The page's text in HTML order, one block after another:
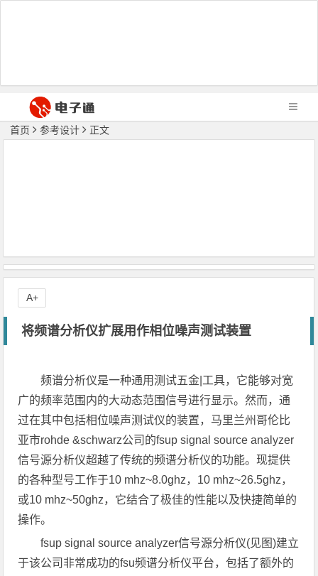
首页 参考设计 正文
将频谱分析仪扩展用作相位噪声测试装置
频谱分析仪是一种通用测试五金|工具，它能够对宽
广的频率范围内的大动态范围信号进行显示。然而，通
过在其中包括相位噪声测试仪的装置，马里兰州哥伦比
亚市rohde &schwarz公司的fsup signal source analyzer
信号源分析仪超越了传统的频谱分析仪的功能。现提供
的各种型号工作于10 mhz~8.0ghz，10 mhz~26.5ghz，
或10 mhz~50ghz，它结合了极佳的性能以及快捷简单的
操作。
fsup signal source analyzer信号源分析仪(见图)建立
于该公司非常成功的fsu频谱分析仪平台，包括了额外的
A+